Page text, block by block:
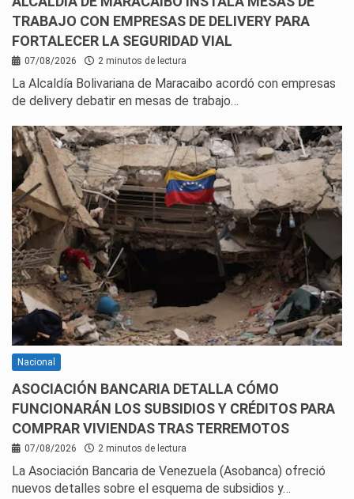
TRABAJO CON EMPRESAS DE DELIVERY PARA
FORTALECER LA SEGURIDAD VIAL
07/08/2026 2 minutos de lectura
La Alcaldía Bolivariana de Maracaibo acordó con empresas
de delivery debatir en mesas de trabajo…
Nacional
ASOCIACIÓN BANCARIA DETALLA CÓMO
FUNCIONARÁN LOS SUBSIDIOS Y CRÉDITOS PARA
COMPRAR VIVIENDAS TRAS TERREMOTOS
07/08/2026 2 minutos de lectura
La Asociación Bancaria de Venezuela (Asobanca) ofreció
nuevos detalles sobre el esquema de subsidios y…